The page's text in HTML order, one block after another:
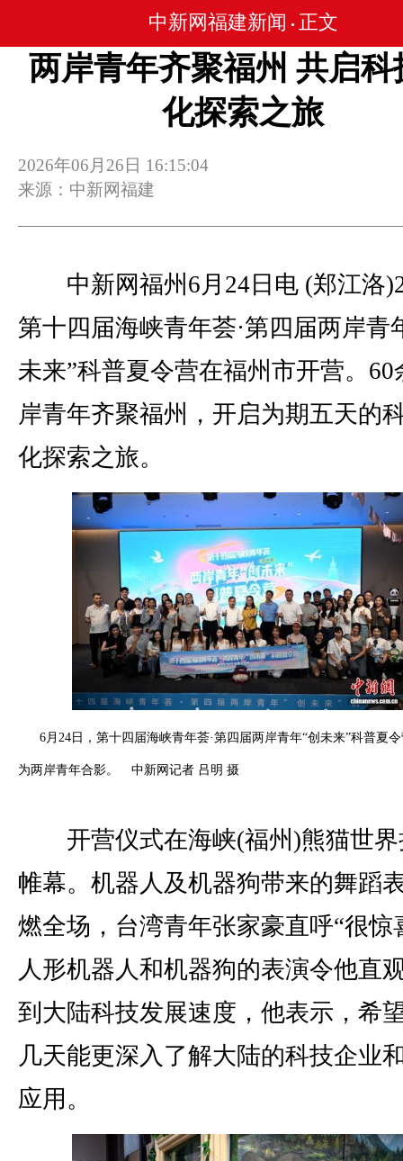
中新网福建新闻 • 正文
两岸青年齐聚福州 共启科
化探索之旅
2026年06月26日 16:15:04
来源：中新网福建
中新网福州6月24日电 (郑江洛
第十四届海峡青年荟·第四届两岸青
未来”科普夏令营在福州市开营。60
岸青年齐聚福州，开启为期五天的
化探索之旅。
6月24日，第十四届海峡青年荟·第四届两岸青年“创未来”科普夏
为两岸青年合影。 中新网记者 吕明 摄
开营仪式在海峡(福州)熊猫世界
帷幕。机器人及机器狗带来的舞蹈
燃全场，台湾青年张家豪直呼“很惊
人形机器人和机器狗的表演令他直
到大陆科技发展速度，他表示，希
几天能更深入了解大陆的科技企业
应用。